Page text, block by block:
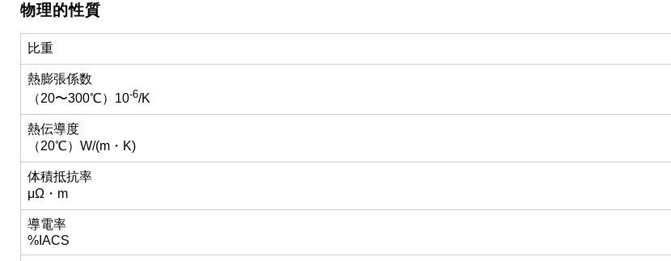
物理的性質
比重
熱膨張係数
（20〜300℃）10-6/K
熱伝導度
（20℃）W/(m・K)
体積抵抗率
μΩ・m
導電率
%IACS